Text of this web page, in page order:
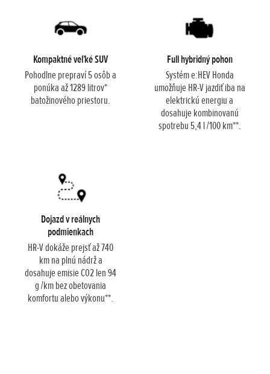
Kompaktné veľké SUV
Pohodlne prepraví 5 osôb a
ponúka až 1289 litrov*
batožinového priestoru.
Full hybridný pohon
Systém e:HEV Honda
umožňuje HR-V jazdiť iba na
elektrickú energiu a
dosahuje kombinovanú
spotrebu 5,4 l /100 km**.
Dojazd v reálnych
podmienkach
HR-V dokáže prejsť až 740
km na plnú nádrž a
dosahuje emisie CO2 len 94
g /km bez obetovania
komfortu alebo výkonu**.